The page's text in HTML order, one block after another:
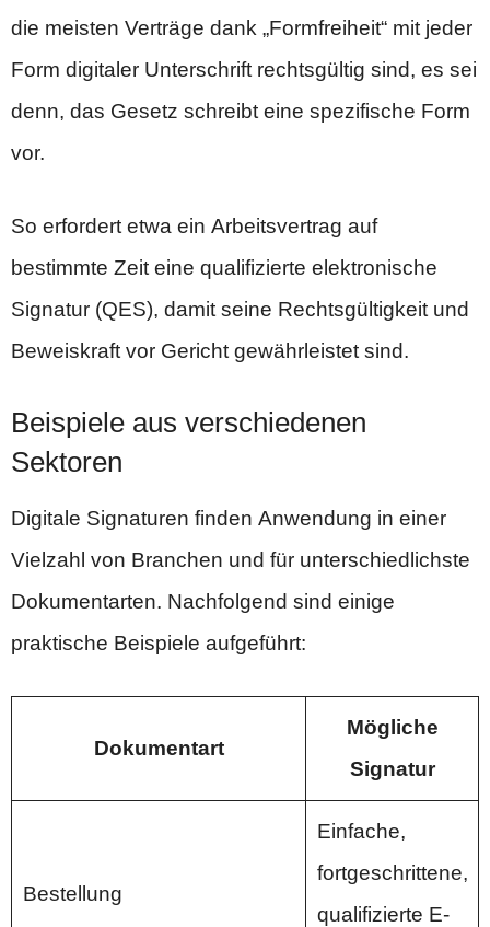
die meisten Verträge dank „Formfreiheit“ mit jeder
Form digitaler Unterschrift rechtsgültig sind, es sei
denn, das Gesetz schreibt eine spezifische Form
vor.
So erfordert etwa ein Arbeitsvertrag auf
bestimmte Zeit eine qualifizierte elektronische
Signatur (QES), damit seine Rechtsgültigkeit und
Beweiskraft vor Gericht gewährleistet sind.
Beispiele aus verschiedenen
Sektoren
Digitale Signaturen finden Anwendung in einer
Vielzahl von Branchen und für unterschiedlichste
Dokumentarten. Nachfolgend sind einige
praktische Beispiele aufgeführt:
Dokumentart
Mögliche
Signatur
Bestellung
Einfache,
fortgeschrittene,
qualifizierte E-